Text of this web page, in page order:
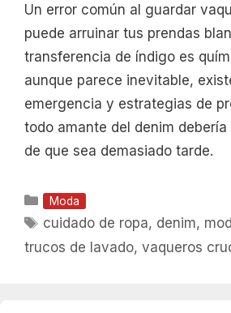
Un error común al guardar
puede arruinar tus prendas
transferencia de índigo es
aunque parece inevitable,
emergencia y estrategias de
todo amante del denim
de que sea demasiado tarde.
Categorías
Moda
Etiquetas
cuidado de ropa, denim,
trucos de lavado, vaqueros